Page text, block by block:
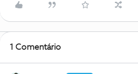
1 Comentário